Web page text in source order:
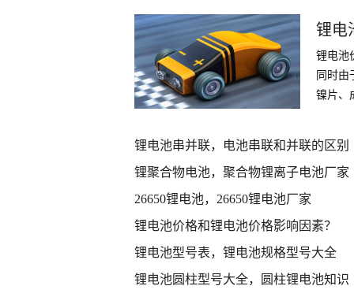
锂电
锂电池
同时由
镍片、
锂电池串并联，电池串联和并联的区别
锂聚合物电池，聚合物锂离子电池厂家
26650锂电池，26650锂电池厂家
锂电池价格和锂电池价格影响因素？
锂电池型号表，锂电池规格型号大全
锂电池圆柱型号大全，圆柱锂电池知识